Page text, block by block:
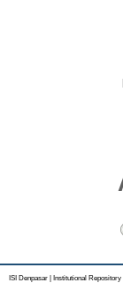
ISI Denpasar | Institutional